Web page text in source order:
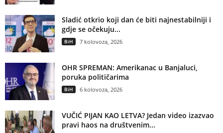
Sladić otkrio koji dan će biti najnestabilniji i
gdje se očekuju...
BiH 7 kolovoza, 2026
OHR SPREMAN: Amerikanac u Banjaluci,
poruka političarima
BiH 6 kolovoza, 2026
VUČIĆ PIJAN KAO LETVA? Jedan video izazvao
pravi haos na društvenim...